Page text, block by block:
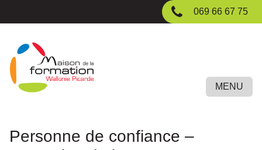
principal
069 66 67 75
MENU
Personne de confiance –